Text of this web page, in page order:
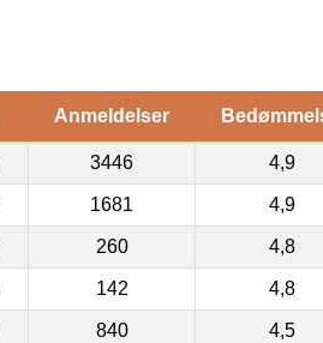
Anmeldelser
3446 4,9
1681 4,9
260 4,8
142 4,8
840 4,5